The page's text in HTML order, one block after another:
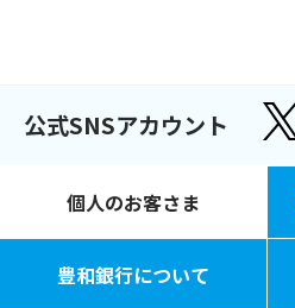
公式SNSアカウント
個人のお客さま
豊和銀行について